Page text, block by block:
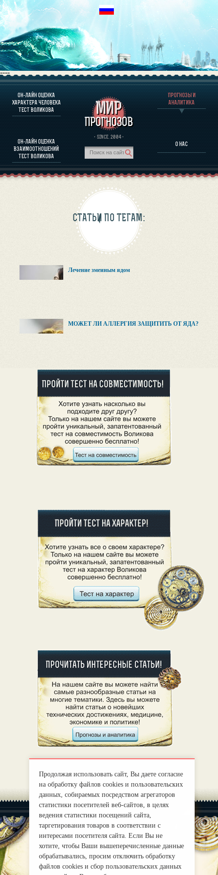
----
ОН-ЛАЙН ОЦЕНКА
ХАРАКТЕРА ЧЕЛОВЕКА
ТЕСТ ВОЛИКОВА
ОН-ЛАЙН ОЦЕНКА
ВЗАИМООТНОШЕНИЙ
ТЕСТ ВОЛИКОВА
· SINCE. 2004 ·
ПРОГНОЗЫ И
АНАЛИТИКА
О НАС
О ПРОГРАММЕ
ОЦЕНКА ХАРАКТЕРA ЧЕЛОВЕКА
ОЦЕНКА ХАРАКТЕРА ВЫДАЮЩИХСЯ ЛИЧНОСТЕЙ
О ПРОГРАММЕ
ПРОГНОЗЫ И АНАЛИТИКА
СТАТЬИ ПО ТЕГАМ:
Лечение змеиным ядом
МОЖЕТ ЛИ АЛЛЕРГИЯ ЗАЩИТИТЬ ОТ ЯДА?
О нас
Правила
mirprognoz@mail.ru
Продолжая использовать сайт, Вы даете согласие
на обработку файлов cookies и пользовательских
данных, собираемых посредством агрегаторов
статистики посетителей веб-сайтов, в целях
ведения статистики посещений сайта,
таргетирования товаров в соответствии с
интересами посетителя сайта. Если Вы не
хотите, чтобы Ваши вышеперечисленные данные
обрабатывались, просим отключить обработку
файлов cookies и сбор пользовательских данных